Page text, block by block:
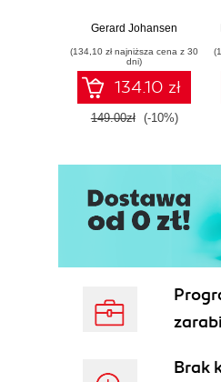
and techniques for
threat response -
Fourth Edition
Gerard Johansen
(134,10 zł najniższa cena z 30
dni)
134.10 zł
149.00zł (-10%)
Brak